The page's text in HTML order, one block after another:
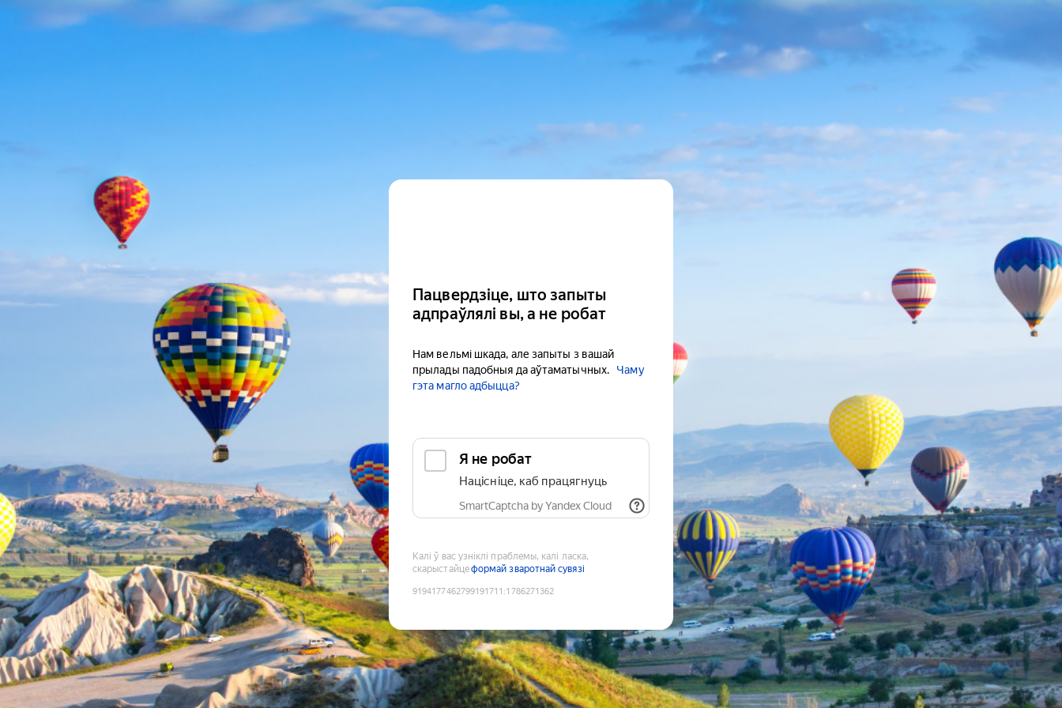
Пацвердзіце, што запыты
адпраўлялі вы, а не робат
Нам вельмі шкада, але запыты з вашай
прылады падобныя да аўтаматычных.
Чаму
гэта магло адбыцца?
Я не робат
Націсніце, каб працягнуць
SmartCaptcha by Yandex Cloud
Калі ў вас узніклі праблемы, калі ласка,
скарыстайцеформай зваротнай сувязі
9194177462799191711 :1786271362